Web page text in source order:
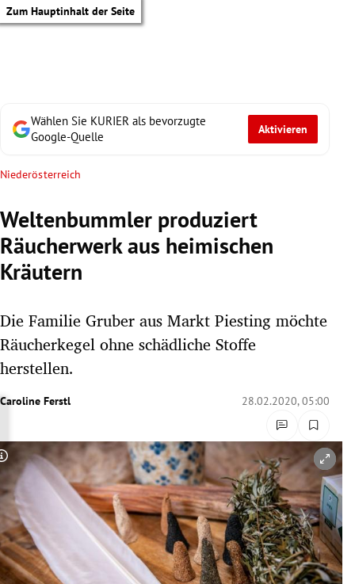
Zum Hauptinhalt der Seite
Untermenü
Untermenü
Untermenü
Untermenü
Untermenü
Untermenü
Wählen Sie KURIER als bevorzugte
Google-Quelle
Aktivieren
Niederösterreich
Weltenbummler produziert
Räucherwerk aus heimischen
Kräutern
Die Familie Gruber aus Markt Piesting möchte
Räucherkegel ohne schädliche Stoffe
herstellen.
Caroline Ferstl 28.02.2020, 05:00
Copyright-Hinweis öffnen/schließen